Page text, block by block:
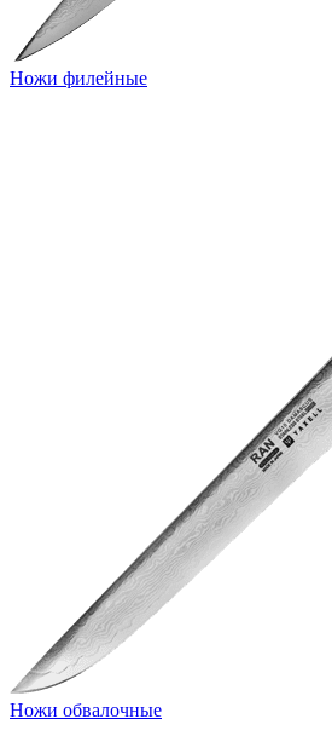
Ножи филейные
Ножи обвалочные